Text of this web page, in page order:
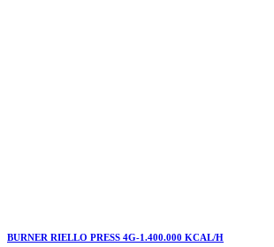
BURNER RIELLO PRESS 4G-1.400.000 KCAL/H